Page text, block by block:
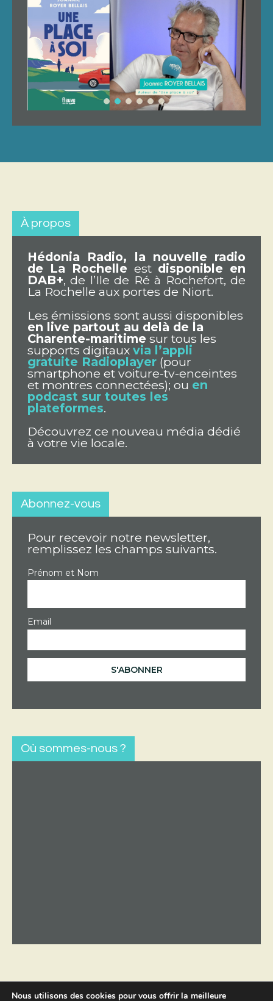
À propos
Hédonia Radio, la nouvelle radio
de La Rochelle est disponible en
DAB+, de l’Ile de Ré à Rochefort, de
La Rochelle aux portes de Niort.
Les émissions sont aussi disponibles
en live partout au delà de la
Charente-maritime sur tous les
supports digitaux via l’appli
gratuite Radioplayer (pour
smartphone et voiture-tv-enceintes
et montres connectées); ou en
podcast sur toutes les
plateformes.
Découvrez ce nouveau média dédié
à votre vie locale.
Abonnez-vous
Pour recevoir notre newsletter,
remplissez les champs suivants.
Prénom et Nom
Email
Où sommes-nous ?
Nous utilisons des cookies pour vous offrir la meilleure